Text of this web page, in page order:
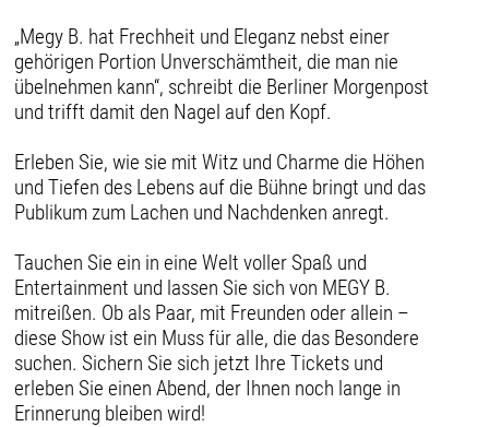
„Megy B. hat Frechheit und Eleganz nebst einer
gehörigen Portion Unverschämtheit, die man nie
übelnehmen kann“, schreibt die Berliner Morgenpost
und trifft damit den Nagel auf den Kopf.
Erleben Sie, wie sie mit Witz und Charme die Höhen
und Tiefen des Lebens auf die Bühne bringt und das
Publikum zum Lachen und Nachdenken anregt.
Tauchen Sie ein in eine Welt voller Spaß und
Entertainment und lassen Sie sich von MEGY B.
mitreißen. Ob als Paar, mit Freunden oder allein –
diese Show ist ein Muss für alle, die das Besondere
suchen. Sichern Sie sich jetzt Ihre Tickets und
erleben Sie einen Abend, der Ihnen noch lange in
Erinnerung bleiben wird!